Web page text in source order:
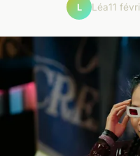
L Léa11